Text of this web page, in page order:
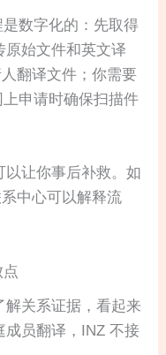
数字化的：先取得
原始文件和英文译
翻译文件；你需要
申请时确保扫描件
让你事后补救。如
中心可以解释流
解关系证据，看起来
成员翻译，INZ 不接